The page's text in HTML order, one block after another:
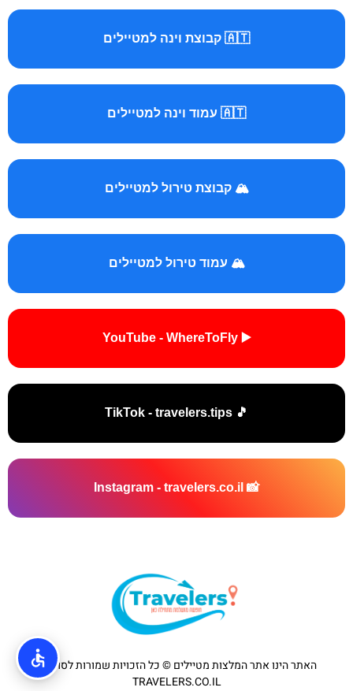
🇦🇹 קבוצת וינה למטיילים
🇦🇹 עמוד וינה למטיילים
🏔️ קבוצת טירול למטיילים
🏔️ עמוד טירול למטיילים
▶️ YouTube - WhereToFly
🎵 TikTok - travelers.tips
📸 Instagram - travelers.co.il
האתר הינו אתר המלצות מטיילים © כל הזכויות שמורות לסוכנות
TRAVELERS.CO.IL